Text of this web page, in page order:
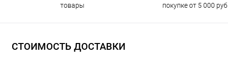
товары
покупке от 5 000 руб
СТОИМОСТЬ ДОСТАВКИ